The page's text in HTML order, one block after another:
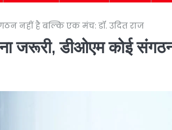
नहीं है बल्कि एक मंच: डॉ. उदित राज
जरूरी, डीओएम कोई